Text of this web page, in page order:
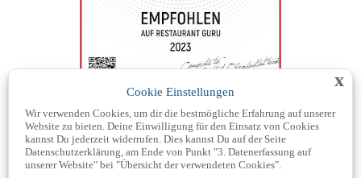
Cookie Einstellungen
x
Wir verwenden Cookies, um dir die bestmögliche Erfahrung auf unserer
Website zu bieten. Deine Einwilligung für den Einsatz von Cookies
kannst Du jederzeit widerrufen. Dies kannst Du auf der Seite
Datenschutzerklärung, am Ende von Punkt "3. Datenerfassung auf
unserer Website" bei "Übersicht der verwendeten Cookies".
Kachelmann Wetter laden